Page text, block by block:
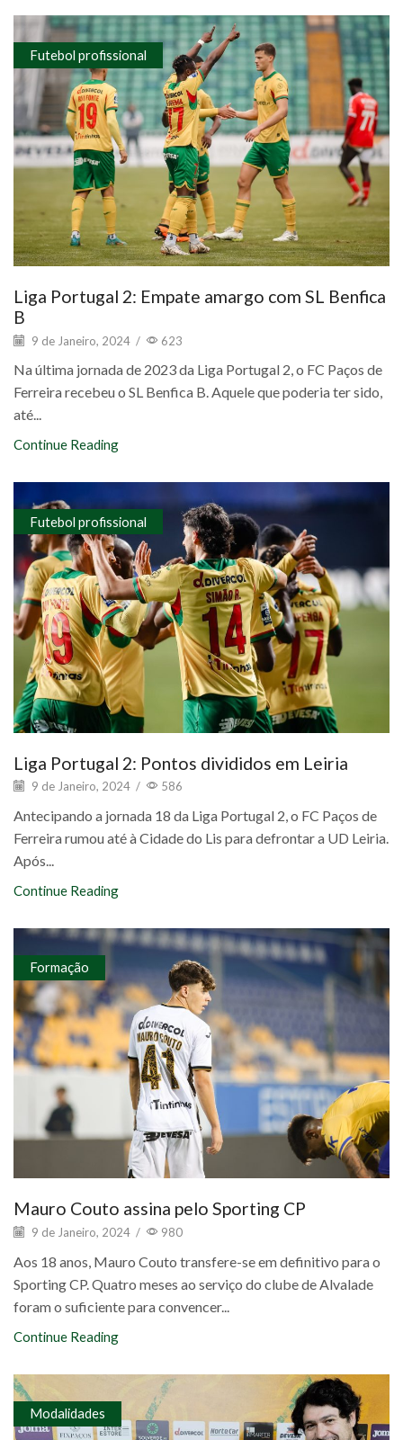
Futebol profissional
Liga Portugal 2: Empate amargo com SL Benfica
B
9 de Janeiro, 2024 / 623
Na última jornada de 2023 da Liga Portugal 2, o FC Paços de
Ferreira recebeu o SL Benfica B. Aquele que poderia ter sido,
até...
Continue Reading
Futebol profissional
Liga Portugal 2: Pontos divididos em Leiria
9 de Janeiro, 2024 / 586
Antecipando a jornada 18 da Liga Portugal 2, o FC Paços de
Ferreira rumou até à Cidade do Lis para defrontar a UD Leiria.
Após...
Continue Reading
Formação
Mauro Couto assina pelo Sporting CP
9 de Janeiro, 2024 / 980
Aos 18 anos, Mauro Couto transfere-se em definitivo para o
Sporting CP. Quatro meses ao serviço do clube de Alvalade
foram o suficiente para convencer...
Continue Reading
Modalidades